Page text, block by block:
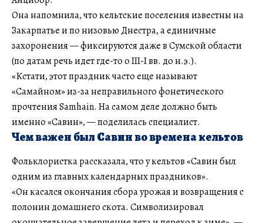
Она напомнила, что кельтские поселения известны на
Закарпатье и по низовью Днестра, а единичные
захоронения — фиксируются даже в Сумской области
(по датам речь идет где-то о III-I вв. до н.э.).
«Кстати, этот праздник часто еще называют
«Самайном» из-за неправильного фонетического
прочтения Samhain. На самом деле должно быть
именно «Савин», — поделилась специалист.
Чем важен был Савин во времена кельтов
Фольклористка рассказала, что у кельтов «Савин был
одним из главных календарных праздников».
«Он касался окончания сбора урожая и возвращения с
полонин домашнего скота. Символизировал